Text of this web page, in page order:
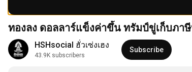
ทองลง ดอลลาร์แข็งค่าขึ้น ทรัมป์ขู่เก็บภาษี
HSHsocial ฮั่วเซ่งเฮง
43.9K subscribers
Subscribe